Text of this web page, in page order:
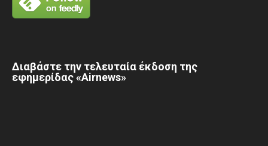
Διαβάστε την τελευταία έκδοση της
εφημερίδας «Airnews»